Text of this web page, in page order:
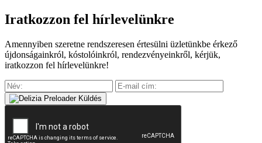
Iratkozzon fel hírlevelünkre
Amennyiben szeretne rendszeresen értesülni üzletünkbe érkező
újdonságainkról, kóstolóinkról, rendezvényeinkről, kérjük,
iratkozzon fel hírlevelünkre!
Küldés